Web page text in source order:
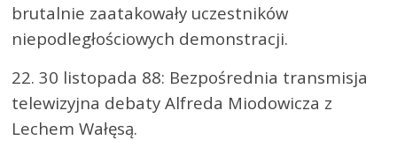
brutalnie zaatakowały uczestników
niepodległościowych demonstracji.
22. 30 listopada 88: Bezpośrednia transmisja
telewizyjna debaty Alfreda Miodowicza z
Lechem Wałęsą.